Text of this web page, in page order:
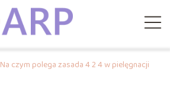
Na czym polega zasada 4 2 4 w pielęgnacji